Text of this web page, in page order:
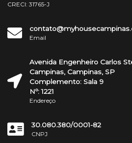
CRECI: 31765-J
Email
Avenida Engenheiro Carlos
Campinas, Campinas, SP
Complemento: Sala 9
Nº: 1221
Endereço
30.080.380/0001-82
CNPJ